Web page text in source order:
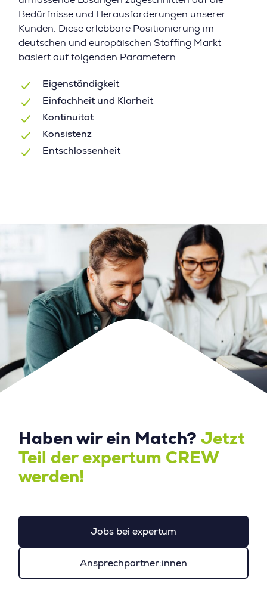
Bedürfnisse und Herausforderungen unserer
Kunden. Diese erlebbare Positionierung im
deutschen und europäischen Staffing Markt
basiert auf folgenden Parametern:
Eigenständigkeit
Einfachheit und Klarheit
Kontinuität
Konsistenz
Entschlossenheit
Haben wir ein Match? Jetzt
Teil der expertum CREW
werden!
Jobs bei expertum
Ansprechpartner:innen